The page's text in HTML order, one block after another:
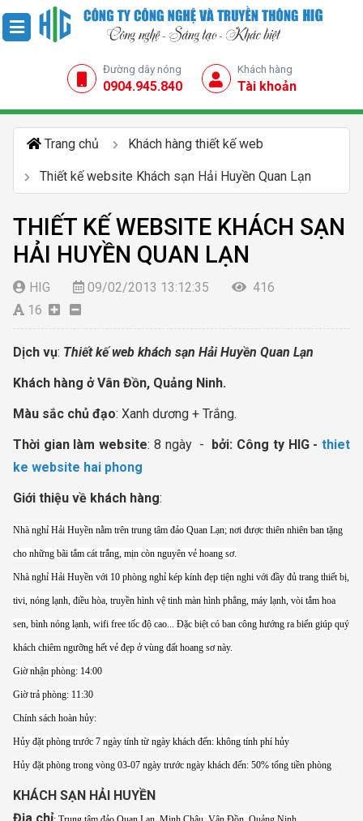
Đường dây nóng
0904.945.840
Khách hàng
Tài khoản
Trang chủ Khách hàng thiết kế web
Thiết kế website Khách sạn Hải Huyền Quan Lạn
THIẾT KẾ WEBSITE KHÁCH SẠN
HẢI HUYỀN QUAN LẠN
HIG 09/02/2013 13:12:35
416
16
Dịch vụ: Thiết kế web khách sạn Hải Huyền Quan Lạn
Khách hàng ở Vân Đồn, Quảng Ninh.
Màu sắc chủ đạo: Xanh dương + Trắng.
Thời gian làm website: 8 ngày - bởi: Công ty HIG -thiet
ke website hai phong
Giới thiệu về khách hàng:
Nhà nghỉ Hải Huyền nằm trên trung tâm đảo Quan Lạn; nơi được thiên nhiên ban tặng
cho những bãi tắm cát trắng, mịn còn nguyên vẻ hoang sơ.
Nhà nghỉ Hải Huyền với 10 phòng nghỉ kép kính đẹp tiện nghi với đầy đủ trang thiết bị,
tivi, nóng lạnh, điều hòa, truyền hình vệ tinh màn hình phẳng, máy lạnh, vòi tắm hoa
sen, bình nóng lạnh, wifi free tốc độ cao... Đặc biệt có ban công hướng ra biển giúp quý
khách chiêm ngưỡng hết vẻ đẹp ở vùng đất hoang sơ này.
Giờ nhận phòng: 14:00
Giờ trả phòng: 11:30
Chính sách hoàn hủy:
Hủy đặt phòng trước 7 ngày tính từ ngày khách đến: không tính phí hủy
Hủy đặt phòng trong vòng 03-07 ngày trước ngày khách đến: 50% tổng tiền phòng
KHÁCH SẠN HẢI HUYỀN